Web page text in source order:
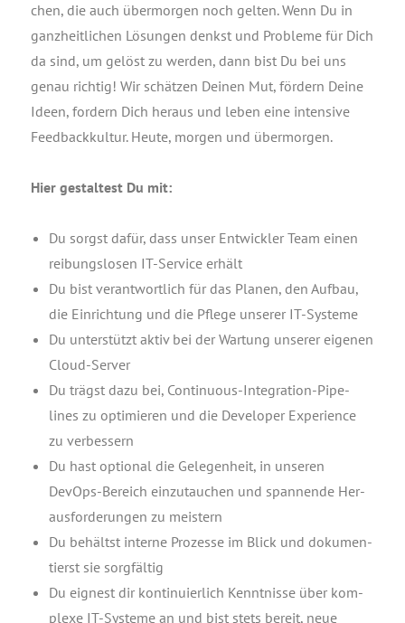
chen, die auch über­mor­gen noch gel­ten. Wenn Du in
ganz­heit­li­chen Lösun­gen denkst und Pro­ble­me für Dich
da sind, um gelöst zu wer­den, dann bist Du bei uns
genau rich­tig! Wir schät­zen Dei­nen Mut, för­dern Dei­ne
Ideen, for­dern Dich her­aus und leben eine inten­si­ve
Feed­back­kul­tur. Heu­te, mor­gen und übermorgen.
Hier gestal­test Du mit:
Du sorgst dafür, dass unser Ent­wick­ler Team einen
rei­bungs­lo­sen IT-Ser­vice erhält
Du bist ver­ant­wort­lich für das Pla­nen, den Auf­bau,
die Ein­rich­tung und die Pfle­ge unse­rer IT-Systeme
Du unter­stützt aktiv bei der War­tung unse­rer eige­nen
Cloud-Server
Du trägst dazu bei, Con­ti­nuous-Inte­gra­ti­on-Pipe­
lines zu opti­mie­ren und die Deve­lo­per Expe­ri­ence
zu verbessern
Du hast optio­nal die Gele­gen­heit, in unse­ren
DevOps-Bereich ein­zu­tau­chen und span­nen­de Her­
aus­for­de­run­gen zu meistern
Du behältst inter­ne Pro­zes­se im Blick und doku­men­
tierst sie sorgfältig
Du eig­nest dir kon­ti­nu­ier­lich Kennt­nis­se über kom­
ple­xe IT-Sys­te­me an und bist stets bereit, neue